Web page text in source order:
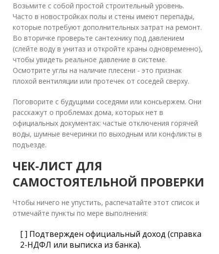
Возьмите с собой простой строительный уровень.
Часто в новостройках полы и стены имеют перепады,
которые потребуют дополнительных затрат на ремонт.
Во вторичке проверьте сантехнику под давлением
(слейте воду в унитаз и откройте краны одновременно),
чтобы увидеть реальное давление в системе.
Осмотрите углы на наличие плесени - это признак
плохой вентиляции или протечек от соседей сверху.
Поговорите с будущими соседями или консьержем. Они
расскажут о проблемах дома, которых нет в
официальных документах: частые отключения горячей
воды, шумные вечеринки по выходным или конфликты в
подъезде.
ЧЕК-ЛИСТ ДЛЯ
САМОСТОЯТЕЛЬНОЙ ПРОВЕРКИ
Чтобы ничего не упустить, распечатайте этот список и
отмечайте пункты по мере выполнения:
[ ] Подтвержден официальный доход (справка
2-НДФЛ или выписка из банка).